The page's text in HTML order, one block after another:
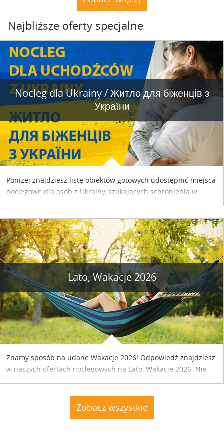
Najbliższe oferty specjalne
Nocleg dla Ukrainy / Житло для бiженцiв з
України
Poniżej znajdziesz listę obiektów gotowych udostępnić miejsca
noclegowe dla osób z Ukrainy, szukających schronienia w
Lato, Wakacje 2026
Znamy sposób na udane Wakacje 2026! Odpowiedź znajdziesz
w naszych ofertach noclegowych na Lato, Wakacje 2026. Nie
Zobacz wszystkie